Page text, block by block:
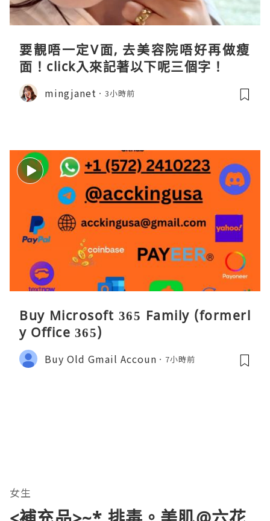
要靚唔一定V面, 去美容院唔好再做瘦
面！click入來記著以下呢三個字！
mingjanet 3小時前
Buy Microsoft 365 Family (formerl
y Office 365)
Buy Old Gmail Accoun 7小時前
女生